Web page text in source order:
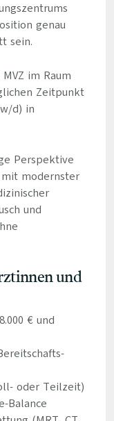
genau
sein.
im Raum
Zeitpunkt
d) in
Perspektive
modernster
und
und
€ und
oder Teilzeit)
Balance